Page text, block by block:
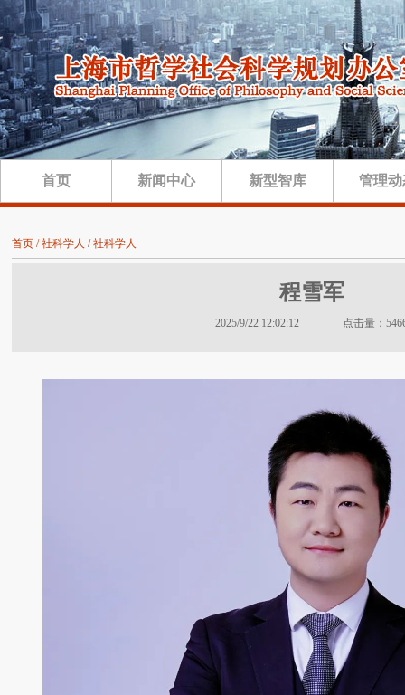
首页 新闻中心 新型智库 管理
首页 / 社科学人 / 社科学人
程雪军
2025/9/22 12:02:12 点击量：